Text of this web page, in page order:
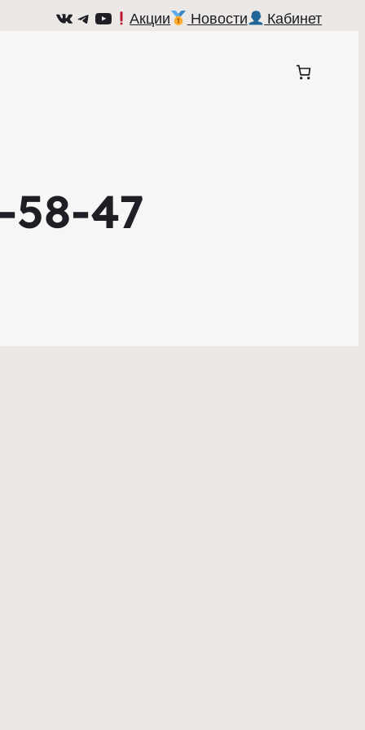
ВКонтакте
Telegram
YouTube
Акции Новости Кабинет
47